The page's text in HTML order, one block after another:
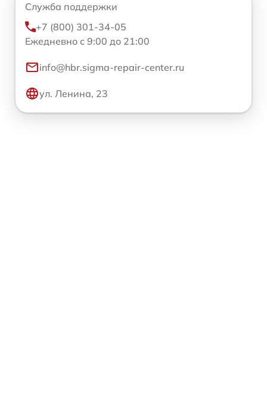
Служба поддержки
+7 (800) 301-34-05
Ежедневно с 9:00 до 21:00
info@hbr.sigma-repair-center.ru
ул. Ленина, 23